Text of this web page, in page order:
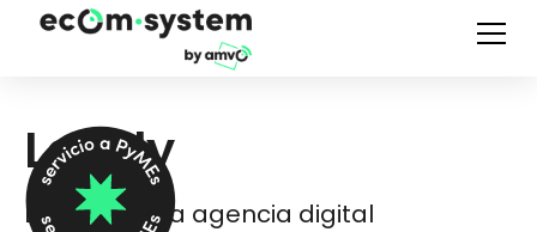
Levely
Levely es una agencia digital